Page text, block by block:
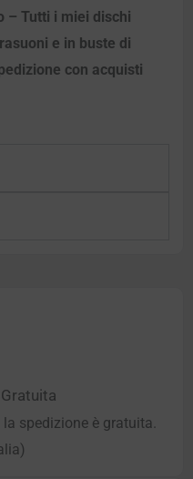
– Tutti i miei dischi
e in buste di
con acquisti
spedizione è gratuita.